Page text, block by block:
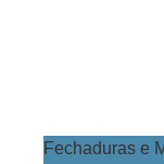
Fechaduras e